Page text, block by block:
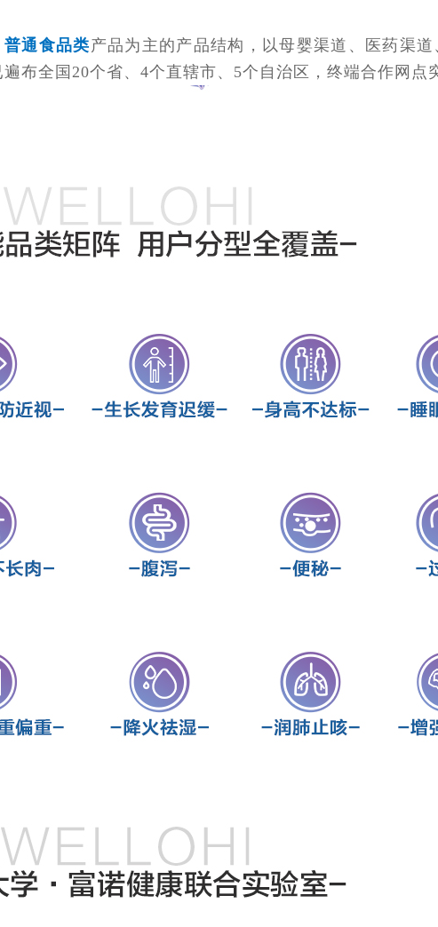
通食品类产品为主的产品结构，以母婴渠道、医药渠
布全国20个省、4个直辖市、5个自治区，终端合作网点